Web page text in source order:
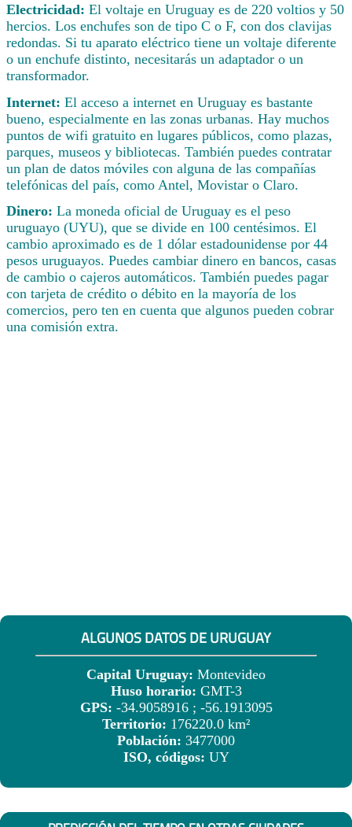
Electricidad: El voltaje en Uruguay es de 220 voltios y 50
hercios. Los enchufes son de tipo C o F, con dos clavijas
redondas. Si tu aparato eléctrico tiene un voltaje diferente
o un enchufe distinto, necesitarás un adaptador o un
transformador.
Internet: El acceso a internet en Uruguay es bastante
bueno, especialmente en las zonas urbanas. Hay muchos
puntos de wifi gratuito en lugares públicos, como plazas,
parques, museos y bibliotecas. También puedes contratar
un plan de datos móviles con alguna de las compañías
telefónicas del país, como Antel, Movistar o Claro.
Dinero: La moneda oficial de Uruguay es el peso
uruguayo (UYU), que se divide en 100 centésimos. El
cambio aproximado es de 1 dólar estadounidense por 44
pesos uruguayos. Puedes cambiar dinero en bancos, casas
de cambio o cajeros automáticos. También puedes pagar
con tarjeta de crédito o débito en la mayoría de los
comercios, pero ten en cuenta que algunos pueden cobrar
una comisión extra.
ALGUNOS DATOS DE URUGUAY
Capital Uruguay: Montevideo
Huso horario: GMT-3
GPS: -34.9058916 ; -56.1913095
Territorio: 176220.0 km²
Población: 3477000
ISO, códigos: UY